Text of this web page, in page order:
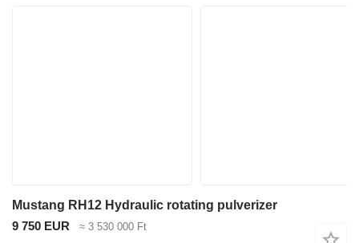
Mustang RH12 Hydraulic rotating pulverizer
9 750 EUR
≈ 3 530 000 Ft